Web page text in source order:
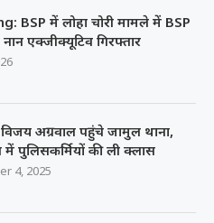
BSP में लोहा चोरी मामले में BSP
एक्जीक्यूटिव गिरफ्तार
विजय अग्रवाल पहुंचे जामुल थाना,
में पुलिसकर्मियों की ली क्लास
4, 2025